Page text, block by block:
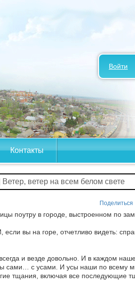
Контакты
Войти
ветер на всем белом свете
Поделиться
поутру в городе, выстроенном по
вы на горе, отчетливо видеть:
и везде довольно. И в каждом
сами… с усами. И усы наши по всему
тщания, включая все последующие